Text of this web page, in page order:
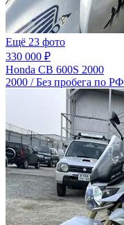
Ещё 23 фото
330 000 ₽
Honda CB 600S 2000
2000 / Без пробега по РФ